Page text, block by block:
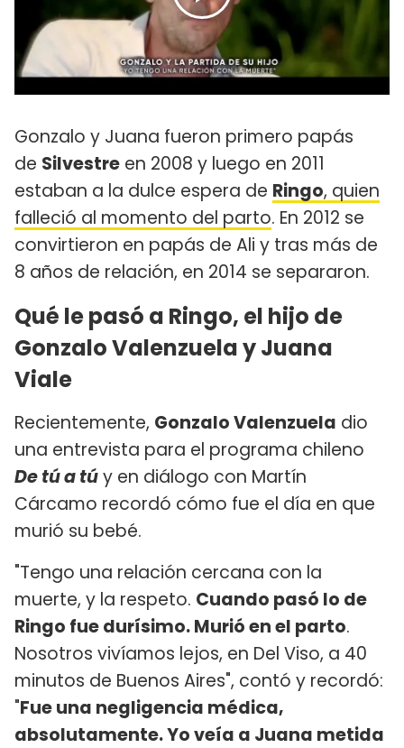
Gonzalo y Juana fueron primero papás
de Silvestre en 2008 y luego en 2011
estaban a la dulce espera de Ringo, quien
falleció al momento del parto. En 2012 se
convirtieron en papás de Ali y tras más de
8 años de relación, en 2014 se separaron.
Qué le pasó a Ringo, el hijo de
Gonzalo Valenzuela y Juana
Viale
Recientemente, Gonzalo Valenzuela dio
una entrevista para el programa chileno
De tú a túy en diálogo con Martín
Cárcamo recordó cómo fue el día en que
murió su bebé.
"Tengo una relación cercana con la
muerte, y la respeto. Cuando pasó lo de
Ringo fue durísimo. Murió en el parto.
Nosotros vivíamos lejos, en Del Viso, a 40
minutos de Buenos Aires", contó y recordó:
"Fue una negligencia médica,
absolutamente. Yo veía a Juana metida